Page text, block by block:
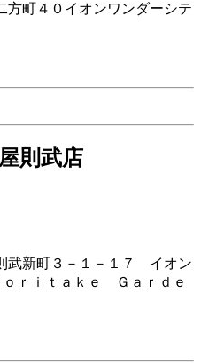
方町４０イオンワンダーシテ
則武店
武新町３－１－１７ イオン
ｒｉｔａｋｅ Ｇａｒｄｅ